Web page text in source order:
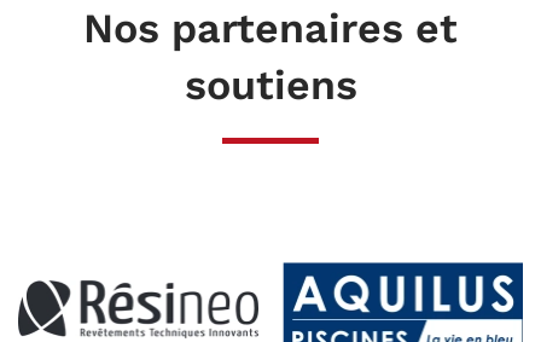
Nos partenaires et
soutiens